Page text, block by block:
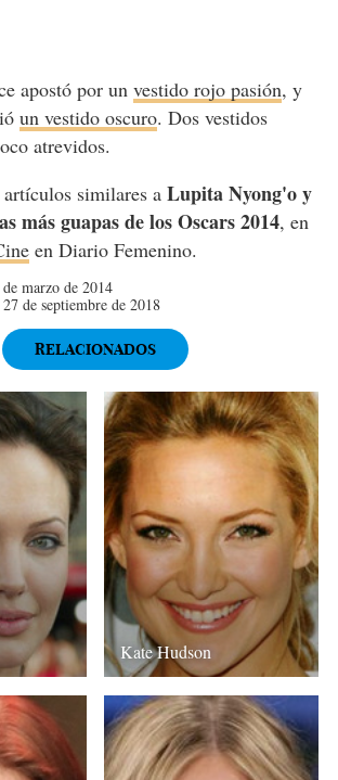
apostó por un vestido rojo pasión, y
un vestido oscuro. Dos vestidos
atrevidos.
artículos similares a Lupita Nyong'o y
más guapas de los Oscars 2014, en
en Diario Femenino.
de marzo de 2014
27 de septiembre de 2018
RELACIONADOS
Kate Hudson